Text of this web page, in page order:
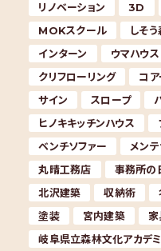
リノベーション
3D
MOKスクール
しそ
インターン
ウマハウス
クリフローリング
コ
サイン
スロープ
ヒノキキッチンハウス
ベンチソファー
メン
丸晴工務店
事務所の
北沢建築
収納術
塗装
宮内建築 家
岐阜県立森林文化アカデ